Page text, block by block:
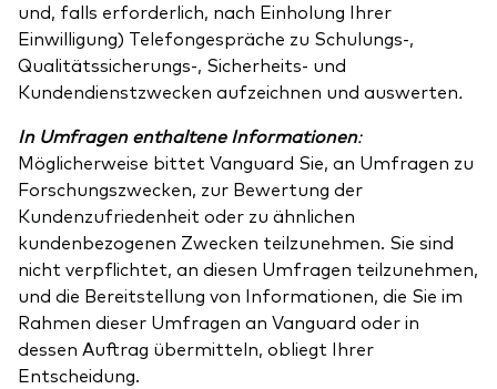
und, falls erforderlich, nach Einholung Ihrer
Einwilligung) Telefongespräche zu Schulungs-,
Qualitätssicherungs-, Sicherheits- und
Kundendienstzwecken aufzeichnen und auswerten.
In Umfragen enthaltene Informationen:
Möglicherweise bittet Vanguard Sie, an Umfragen zu
Forschungszwecken, zur Bewertung der
Kundenzufriedenheit oder zu ähnlichen
kundenbezogenen Zwecken teilzunehmen. Sie sind
nicht verpflichtet, an diesen Umfragen teilzunehmen,
und die Bereitstellung von Informationen, die Sie im
Rahmen dieser Umfragen an Vanguard oder in
dessen Auftrag übermitteln, obliegt Ihrer
Entscheidung.